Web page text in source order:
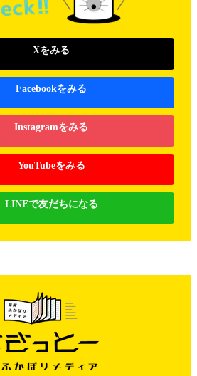
Xをみる
Facebookをみる
Instagramをみる
YouTubeをみる
LINEで友だちになる